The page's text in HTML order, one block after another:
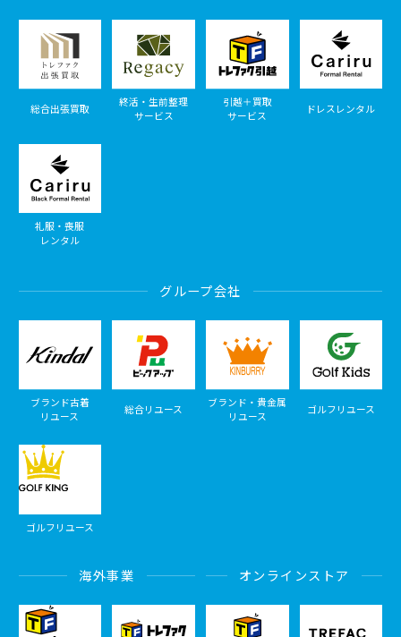
総合出張買取
終活・生前整理
サービス
引越＋買取
サービス
ドレスレンタル
礼服・喪服
レンタル
グループ会社
ブランド古着
リユース
総合リユース
ブランド・貴金属
リユース
ゴルフリユース
ゴルフリユース
海外事業 オンラインストア